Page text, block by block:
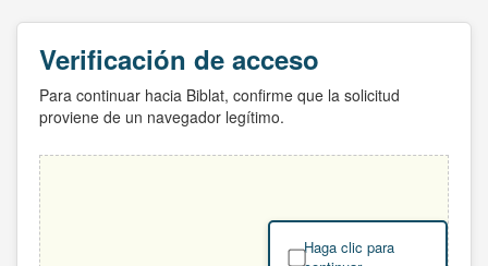
Verificación de acceso
Para continuar hacia Biblat, confirme que la solicitud
proviene de un navegador legítimo.
Haga clic para